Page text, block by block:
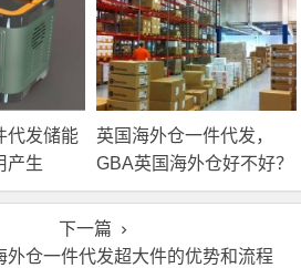
代发储能
产生
英国海外仓一件代发，
GBA英国海外仓好不好？
下一篇
外仓一件代发超大件的优势和流程